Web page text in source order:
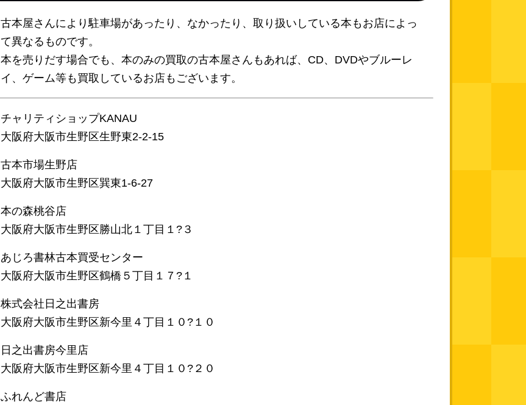
古本屋さんにより駐車場があったり、なかったり、取り扱いしている本もお店によっ
て異なるものです。
本を売りだす場合でも、本のみの買取の古本屋さんもあれば、CD、DVDやブルーレ
イ、ゲーム等も買取しているお店もございます。
チャリティショップKANAU
大阪府大阪市生野区生野東2-2-15
古本市場生野店
大阪府大阪市生野区巽東1-6-27
本の森桃谷店
大阪府大阪市生野区勝山北１丁目１?３
あじろ書林古本買受センター
大阪府大阪市生野区鶴橋５丁目１７?１
株式会社日之出書房
大阪府大阪市生野区新今里４丁目１０?１０
日之出書房今里店
大阪府大阪市生野区新今里４丁目１０?２０
ふれんど書店